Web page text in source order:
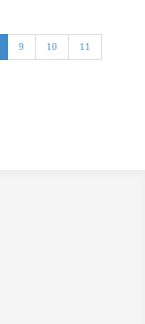
9 10 11